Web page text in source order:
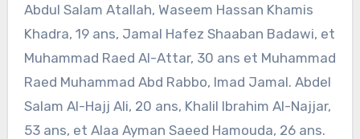
Abdul Salam Atallah, Waseem Hassan Khamis
Khadra, 19 ans, Jamal Hafez Shaaban Badawi, et
Muhammad Raed Al-Attar, 30 ans et Muhammad
Raed Muhammad Abd Rabbo, Imad Jamal. Abdel
Salam Al-Hajj Ali, 20 ans, Khalil Ibrahim Al-Najjar,
53 ans, et Alaa Ayman Saeed Hamouda, 26 ans.